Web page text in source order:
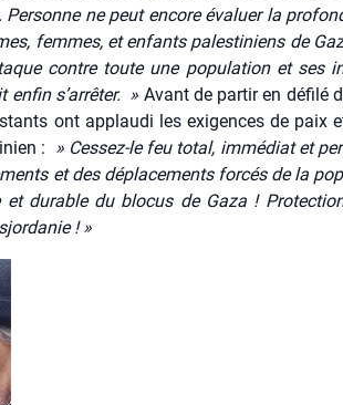
ne peut encore éva­luer la
femmes, et enfants pales­ti­niens de
contre toute une popu­la­tion et ses
enfin s’ar­rê­ter. » Avant de par­tir en défi­lé
ont applau­di les exi­gences de paix
: » Ces­sez-le feu total, immé­diat et
et des dépla­ce­ments for­cés de la
et durable du blo­cus de Gaza !
! »